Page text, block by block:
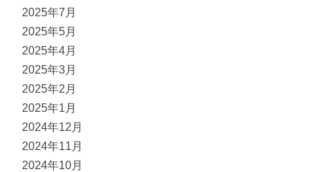
2025年7月
2025年5月
2025年4月
2025年3月
2025年2月
2025年1月
2024年12月
2024年11月
2024年10月